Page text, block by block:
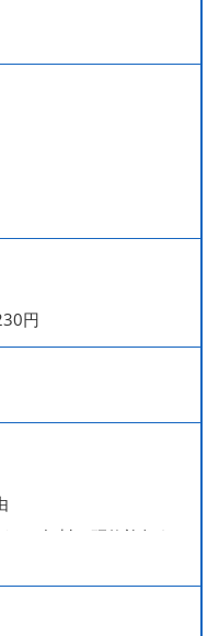
円
の無料の研修旅行あり